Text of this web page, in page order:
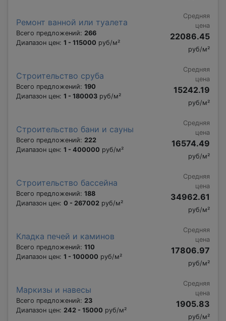
Ремонт ванной или туалета
Всего предложений: 266
Диапазон цен: 1 - 115000 руб/м²
Средняя
цена
22086.45
руб/м²
Строительство сруба
Всего предложений: 190
Диапазон цен: 1 - 180003 руб/м²
Средняя
цена
15242.19
руб/м²
Строительство бани и сауны
Всего предложений: 222
Диапазон цен: 1 - 400000 руб/м²
Средняя
цена
16574.49
руб/м²
Строительство бассейна
Всего предложений: 188
Диапазон цен: 0 - 267002 руб/м²
Средняя
цена
34962.61
руб/м²
Кладка печей и каминов
Всего предложений: 110
Диапазон цен: 1 - 100000 руб/м²
Средняя
цена
17806.97
руб/м²
Маркизы и навесы
Всего предложений: 23
Диапазон цен: 242 - 15000 руб/м²
Средняя
цена
1905.83
руб/м²